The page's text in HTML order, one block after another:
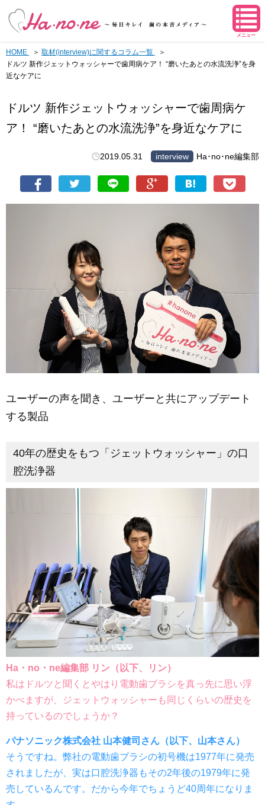
メニュー
HOME
取材(interview)に関するコラム一覧
ドルツ 新作ジェットウォッシャーで歯周病ケア！ “磨いたあとの水流洗浄”を身
近なケアに
ドルツ 新作ジェットウォッシャーで歯周病ケ
ア！ “磨いたあとの水流洗浄”を身近なケアに
2019.05.31 interview Ha･no･ne編集部
ユーザーの声を聞き、ユーザーと共にアップデート
する製品
40年の歴史をもつ「ジェットウォッシャー」の口
腔洗浄器
Ha・no・ne編集部 リン（以下、リン）
私はドルツと聞くとやはり電動歯ブラシを真っ先に思い浮
かべますが、ジェットウォッシャーも同じくらいの歴史を
持っているのでしょうか？
パナソニック株式会社 山本健司さん（以下、山本さん）
そうですね。弊社の電動歯ブラシの初号機は1977年に発売
されましたが、実は口腔洗浄器もその2年後の1979年に発
売しているんです。だから今年でちょうど40周年になりま